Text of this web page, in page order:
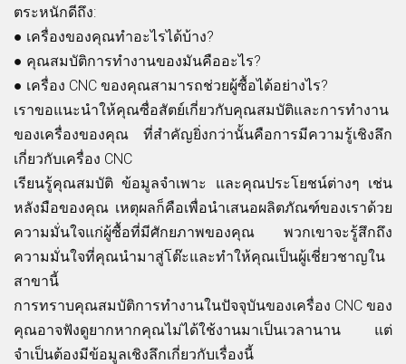
ตระหนักดีถึง:
● เครื่องของคุณทำอะไรได้บ้าง?
● คุณสมบัติการทำงานของมันคืออะไร?
● เครื่อง CNC ของคุณสามารถช่วยผู้ซื้อได้อย่างไร?
เราขอแนะนำให้คุณซื่อสัตย์เกี่ยวกับคุณสมบัติและการทำงาน
ของเครื่องของคุณ ที่สำคัญยิ่งกว่านั้นคือการมีความรู้เชิงลึก
เกี่ยวกับเครื่อง CNC
เรียนรู้คุณสมบัติ ข้อมูลจำเพาะ และคุณประโยชน์ต่างๆ เช่น
หลังมือของคุณ เหตุผลก็คือเพื่อนำเสนอผลิตภัณฑ์ของเราด้วย
ความมั่นใจแก่ผู้ซื้อที่มีศักยภาพของคุณ พวกเขาจะรู้สึกถึง
ความมั่นใจที่คุณนำมาสู่โต๊ะและทำให้คุณเป็นผู้เชี่ยวชาญใน
สาขานี้
การทราบคุณสมบัติการทำงานในปัจจุบันของเครื่อง CNC ของ
คุณอาจฟังดูยากหากคุณไม่ได้ใช้งานมาเป็นเวลานาน แต่
จำเป็นต้องมีข้อมูลเชิงลึกเกี่ยวกับเรื่องนี้